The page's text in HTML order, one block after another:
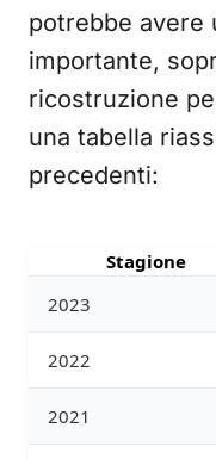
potrebbe avere
importante,
ricostruzione
una tabella
precedenti:
Stagione
2023
2022
2021